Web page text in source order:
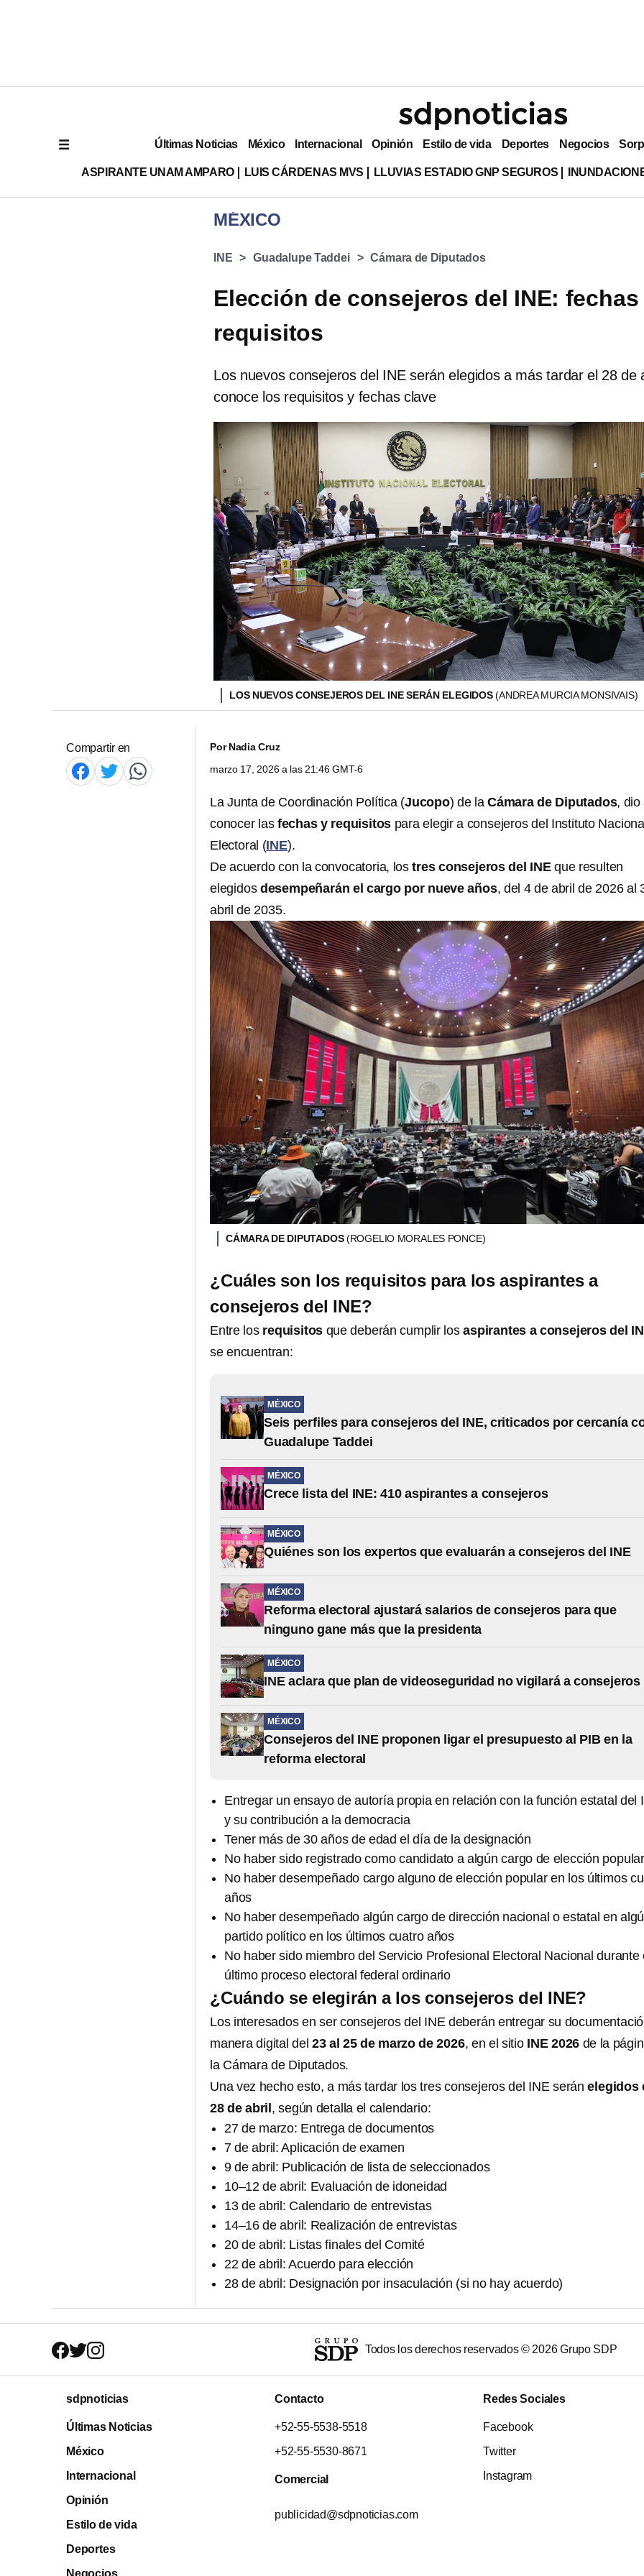
Últimas Noticias México Internacional Opinión Estilo de vida Deportes Negocios
ASPIRANTE UNAM AMPARO LUIS CÁRDENAS MVS LLUVIAS ESTADIO GNP SEGUROS
MÉXICO
INE Guadalupe Taddei Cámara de Diputados
Elección de consejeros del INE: fechas
requisitos
Los nuevos consejeros del INE serán elegidos a más tardar el 28 de
conoce los requisitos y fechas clave
LOS NUEVOS CONSEJEROS DEL INE SERÁN ELEGIDOS(ANDREA MURCIA MONSIVAIS)
Compartir en PorNadia Cruz
marzo 17, 2026 a las 21:46 GMT-6
La Junta de Coordinación Política (Jucopo) de laCámara de Diputados, dio
conocer lasfechas y requisitos para elegir a consejeros del Instituto Nacional
Electoral (INE).
De acuerdo con la convocatoria, lostres consejeros del INEque resulten
elegidos desempeñarán el cargo por nueve años, del 4 de abril de 2026 al
abril de 2035.
CÁMARA DE DIPUTADOS(ROGELIO MORALES PONCE)
¿Cuáles son los requisitos para los aspirantes a
consejeros del INE?
Entre los requisitos que deberán cumplir losaspirantes a consejeros del
se encuentran:
MÉXICO
Seis perfiles para consejeros del INE, criticados por cercanía
Guadalupe Taddei
MÉXICO
Crece lista del INE: 410 aspirantes a consejeros
MÉXICO
Quiénes son los expertos que evaluarán a consejeros del INE
MÉXICO
Reforma electoral ajustará salarios de consejeros para que
ninguno gane más que la presidenta
MÉXICO
INE aclara que plan de videoseguridad no vigilará a consejeros
MÉXICO
Consejeros del INE proponen ligar el presupuesto al PIB en la
reforma electoral
Entregar un ensayo de autoría propia en relación con la función estatal del
y su contribución a la democracia
Tener más de 30 años de edad el día de la designación
No haber sido registrado como candidato a algún cargo de elección popular
No haber desempeñado cargo alguno de elección popular en los últimos
años
No haber desempeñado algún cargo de dirección nacional o estatal en
partido político en los últimos cuatro años
No haber sido miembro del Servicio Profesional Electoral Nacional durante
último proceso electoral federal ordinario
¿Cuándo se elegirán a los consejeros del INE?
Los interesados en ser consejeros del INE deberán entregar su
manera digital del23 al 25 de marzo de 2026, en el sitio INE 2026 de la
la Cámara de Diputados.
Una vez hecho esto, a más tardar los tres consejeros del INE seránelegidos
28 de abril , según detalla el calendario:
27 de marzo: Entrega de documentos
7 de abril: Aplicación de examen
9 de abril: Publicación de lista de seleccionados
10–12 de abril: Evaluación de idoneidad
13 de abril: Calendario de entrevistas
14–16 de abril: Realización de entrevistas
20 de abril: Listas finales del Comité
22 de abril: Acuerdo para elección
28 de abril: Designación por insaculación (si no hay acuerdo)
Todos los derechos reservados © 2026Grupo SDP
sdpnoticias
Últimas Noticias
México
Internacional
Opinión
Estilo de vida
Deportes
Contacto
+52-55-5538-5518
+52-55-5530-8671
Comercial
publicidad@sdpnoticias.com
Redes Sociales
Facebook
Twitter
Instagram